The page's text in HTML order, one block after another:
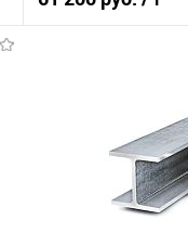
Купить в 1 клик
В избранное